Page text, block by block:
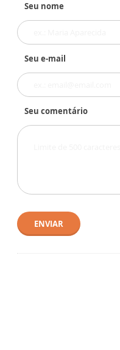
Seu nome
Seu e-mail
Seu comentário
ENVIAR